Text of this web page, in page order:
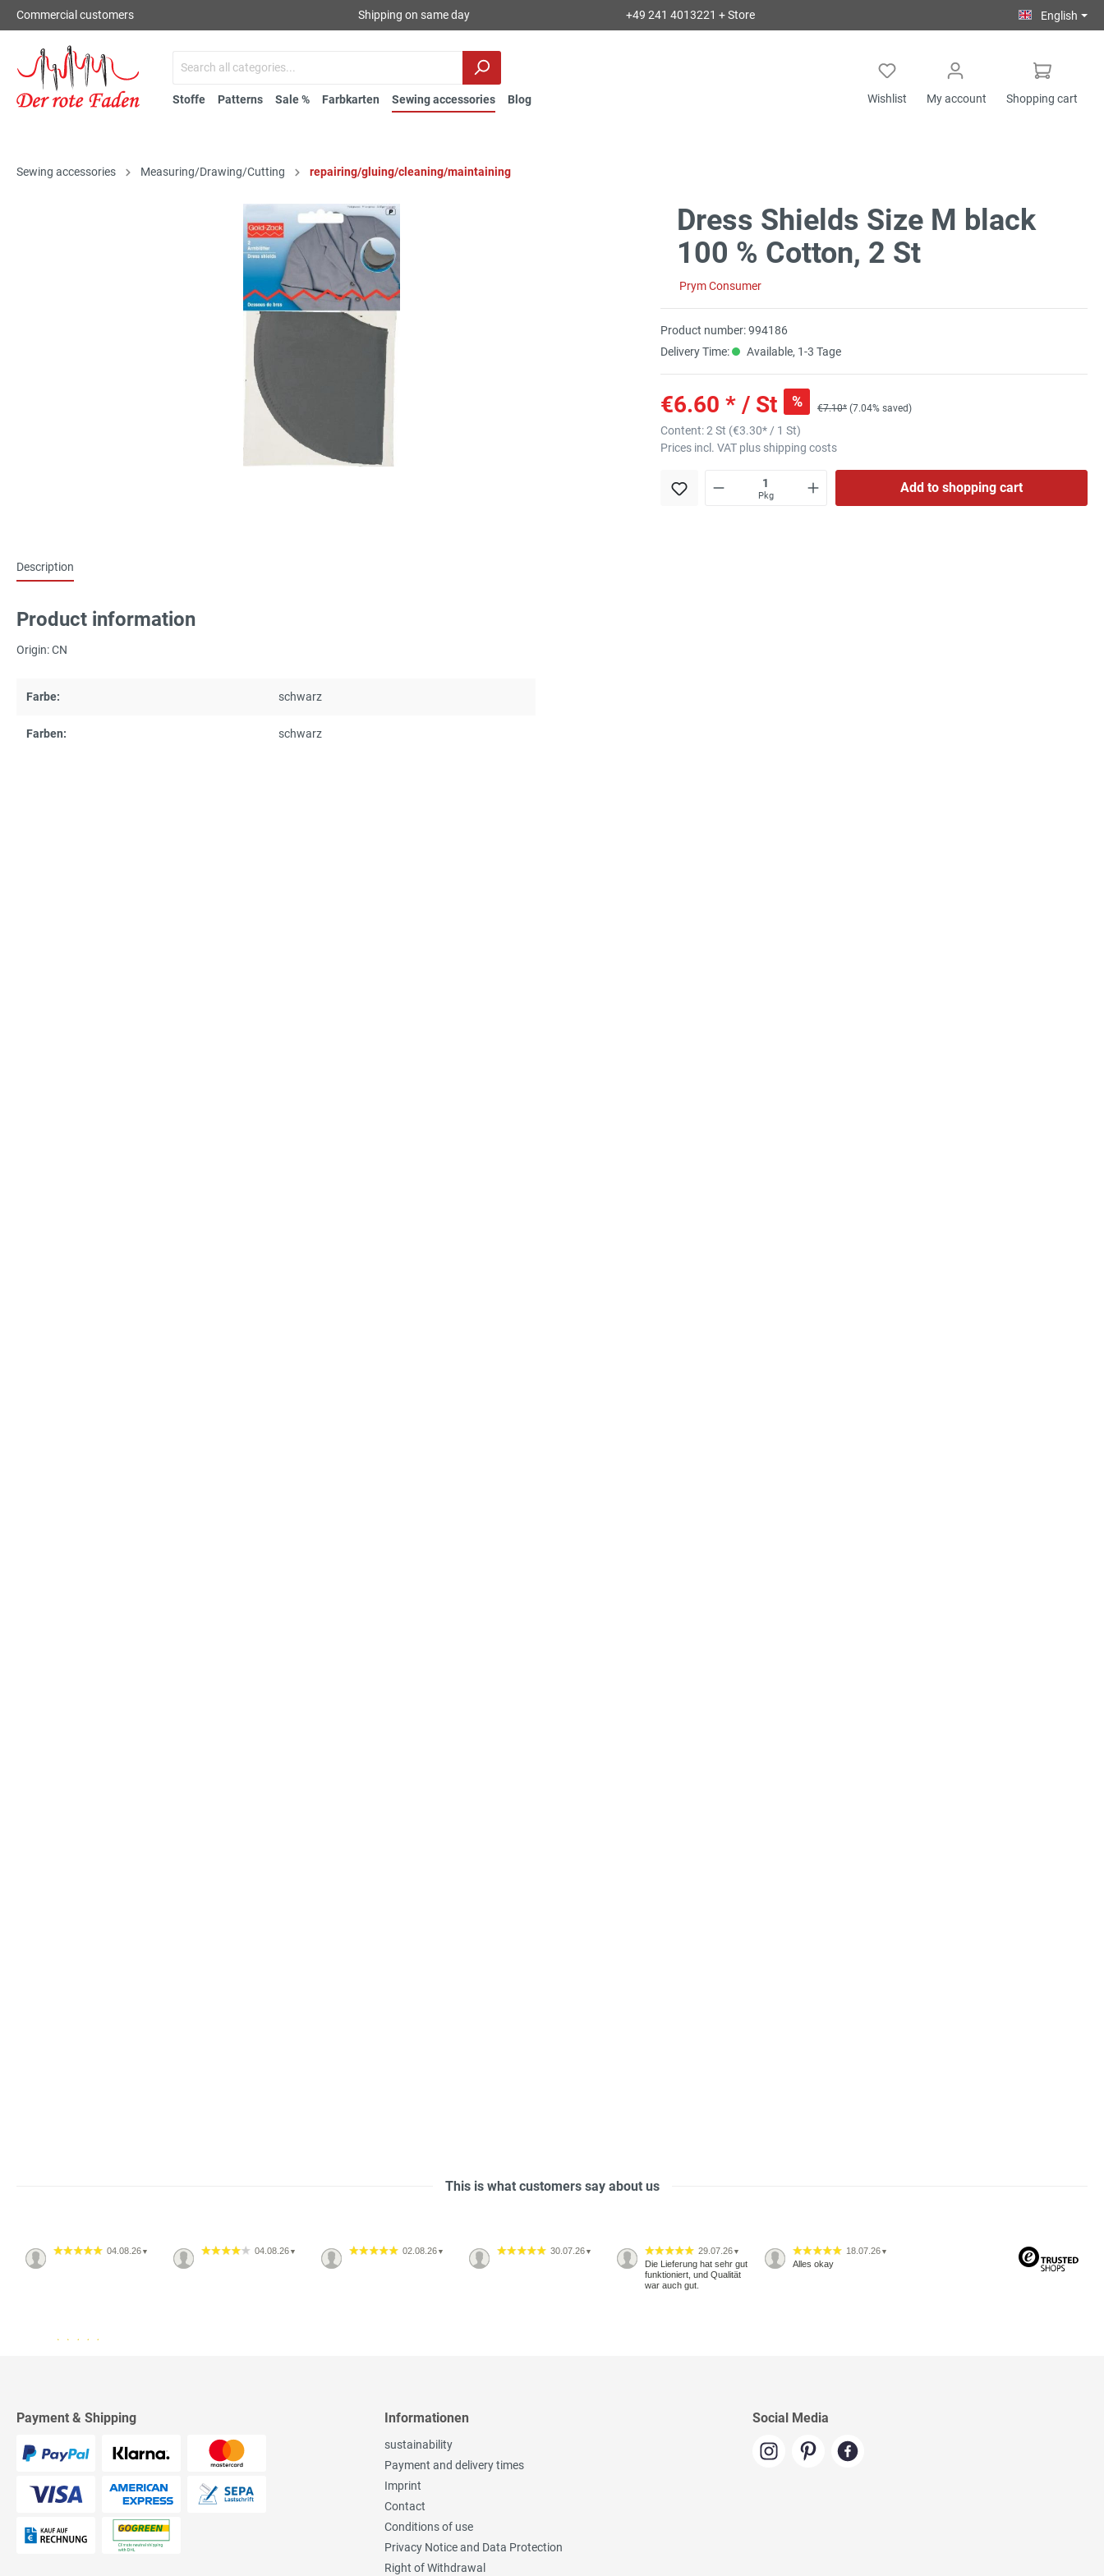
Commercial customers Shipping on same day +49 241 4013221 + Store English
Stoffe Patterns Sale % Farbkarten Sewing accessories Blog Wishlist My account Shopping cart
Sewing accessories Measuring/Drawing/Cutting repairing/gluing/cleaning/maintaining
Dress Shields Size M black
100 % Cotton, 2 St
Prym Consumer
Product number:994186
Delivery Time:
Available, 1-3 Tage
€6.60 * / St % €7.10* (7.04% saved)
Content:2 St (€3.30* / 1 St)
Prices incl. VAT plus shipping costs
Pkg
Add to shopping cart
Description
Product information
Origin: CN
Farbe: schwarz
Farben: schwarz
This is what customers say about us
04.08.26 ▼ 04.08.26 ▼ 02.08.26 ▼ 30.07.26 ▼ 29.07.26 ▼
Die Lieferung hat sehr gut
funktioniert, und Qualität
war auch gut.
18.07.26 ▼
Alles okay
Payment & Shipping Informationen
sustainability
Payment and delivery times
Imprint
Contact
Conditions of use
Privacy Notice and Data Protection
Right of Withdrawal
Social Media